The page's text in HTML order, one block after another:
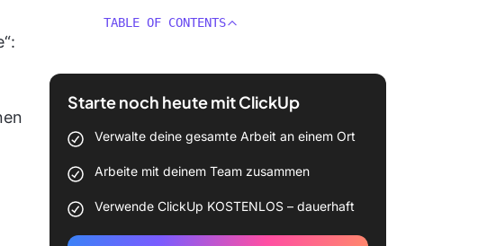
TABLE OF CONTENTS
Starte noch heute mit ClickUp
Verwalte deine gesamte Arbeit an einem Ort
Arbeite mit deinem Team zusammen
Verwende ClickUp KOSTENLOS – dauerhaft